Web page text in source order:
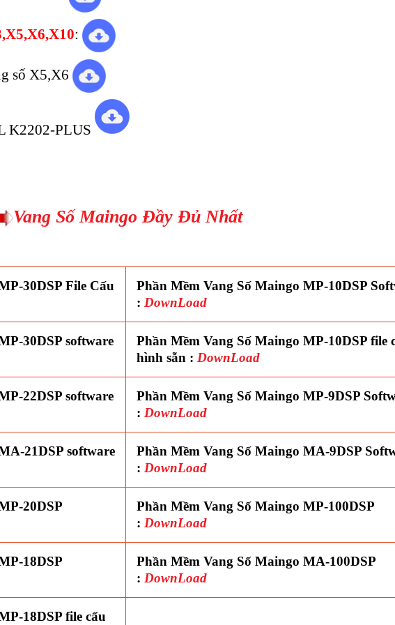
:
số X5,X6
K2202-PLUS
Vang Số Maingo Đầy Đủ Nhất
30DSP File Cấu
Phần Mềm Vang Số Maingo MP-10DSP
: DownLoad
30DSP software
Phần Mềm Vang Số Maingo MP-10DSP file
hình sẵn : DownLoad
22DSP software
Phần Mềm Vang Số Maingo MP-9DSP
: DownLoad
21DSP software
Phần Mềm Vang Số Maingo MA-9DSP
: DownLoad
20DSP
Phần Mềm Vang Số Maingo MP-100DSP
: DownLoad
18DSP
Phần Mềm Vang Số Maingo MA-100DSP
: DownLoad
18DSP file cấu